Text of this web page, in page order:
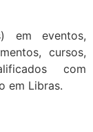
em eventos,
cursos,
com
em Libras.